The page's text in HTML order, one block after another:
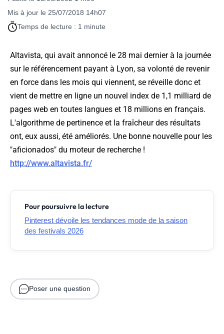
Mis à jour le 25/07/2018 14h07
Temps de lecture : 1 minute
Altavista, qui avait annoncé le 28 mai dernier à la journée
sur le référencement payant à Lyon, sa volonté de revenir
en force dans les mois qui viennent, se réveille donc et
vient de mettre en ligne un nouvel index de 1,1 milliard de
pages web en toutes langues et 18 millions en français.
L'algorithme de pertinence et la fraîcheur des résultats
ont, eux aussi, été améliorés. Une bonne nouvelle pour les
"aficionados" du moteur de recherche !
http://www.altavista.fr/
Pour poursuivre la lecture
Pinterest dévoile les tendances mode de la saison
des festivals 2026
Poser une question